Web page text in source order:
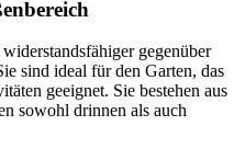
gegenüber
sind ideal für den Garten, das
geeignet. Sie bestehen aus
sowohl drinnen als auch